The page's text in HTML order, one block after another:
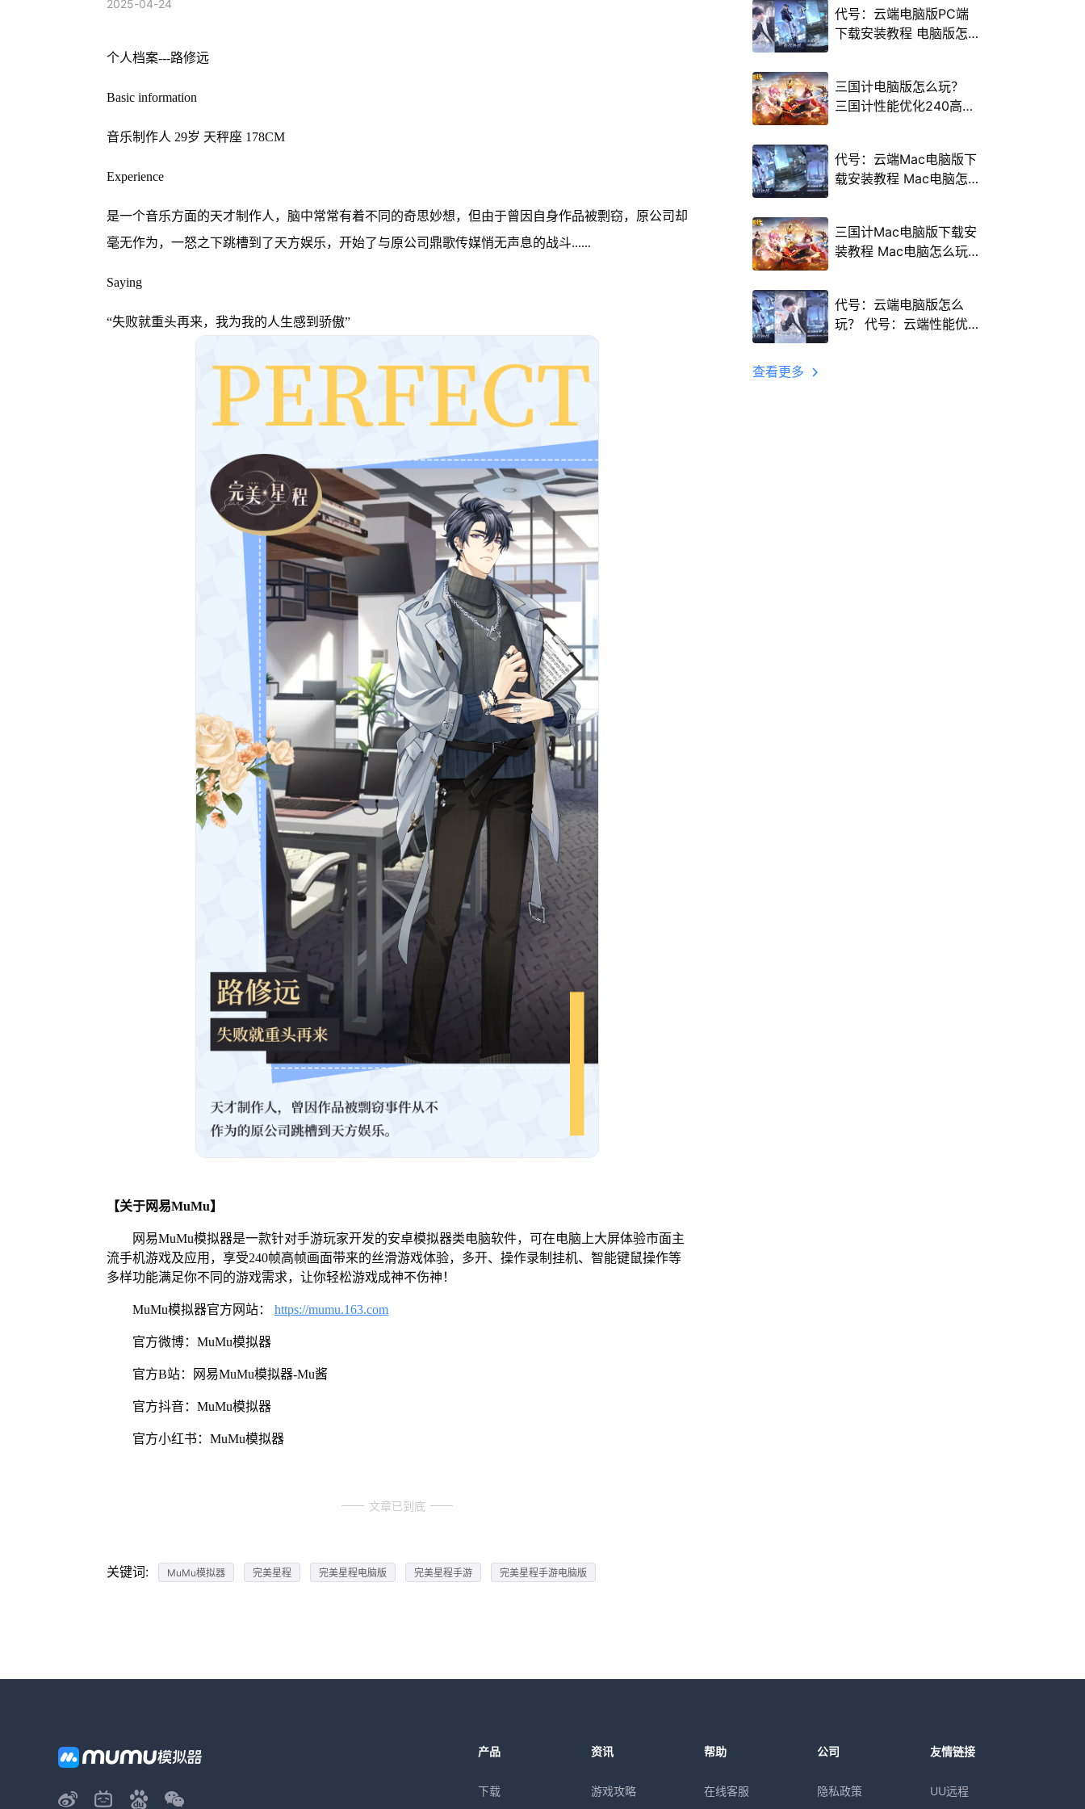
2025-04-24
个人档案---路修远
Basic information
音乐制作人 29岁 天秤座 178CM
Experience
是一个音乐方面的天才制作人，脑中常常有着不同的奇思妙想，但由于曾因自身作品被剽窃，原公司却
毫无作为，一怒之下跳槽到了天方娱乐，开始了与原公司鼎歌传媒悄无声息的战斗......
Saying
“失败就重头再来，我为我的人生感到骄傲”
【关于网易MuMu】
网易MuMu模拟器是一款针对手游玩家开发的安卓模拟器类电脑软件，可在电脑上大屏体验市面主
流手机游戏及应用，享受240帧高帧画面带来的丝滑游戏体验，多开、操作录制挂机、智能键鼠操作等
多样功能满足你不同的游戏需求，让你轻松游戏成神不伤神！
MuMu模拟器官方网站： https://mumu.163.com
官方微博：MuMu模拟器
官方B站：网易MuMu模拟器-Mu酱
官方抖音：MuMu模拟器
官方小红书：MuMu模拟器
文章已到底
关键词: MuMu模拟器 完美星程 完美星程电脑版 完美星程手游 完美星程手游电脑版
代号：云端电脑版PC端
下载安装教程 电脑版怎
三国计电脑版怎么玩？
三国计性能优化240高帧
代号：云端Mac电脑版下
载安装教程 Mac电脑怎
三国计Mac电脑版下载安
装教程 Mac电脑怎么玩
代号：云端电脑版怎么
玩？ 代号：云端性能优
查看更多
产品
下载
资讯
游戏攻略
帮助
在线客服
公司
隐私政策
友情链接
UU远程